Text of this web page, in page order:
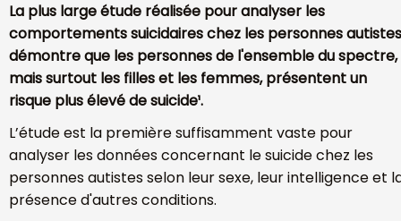
La plus large étude réalisée pour analyser les
comportements suicidaires chez les personnes autistes
démontre que les personnes de l'ensemble du spectre,
mais surtout les filles et les femmes, présentent un
risque plus élevé de suicide¹.
L’étude est la première suffisamment vaste pour
analyser les données concernant le suicide chez les
personnes autistes selon leur sexe, leur intelligence et
présence d'autres conditions.